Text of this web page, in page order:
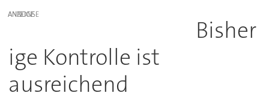
ANZEIGE
Bisher
ige Kontrolle ist
ausreichend